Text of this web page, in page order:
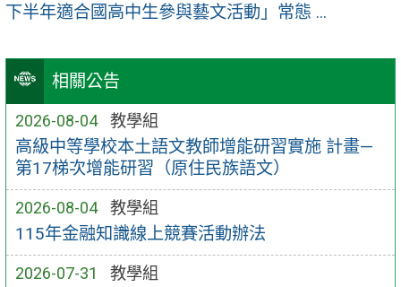
相關公告
2026-08-04 教學組
高級中等學校本土語文教師增能研習實施 計畫—
第17梯次增能研習（原住民族語文）
2026-08-04 教學組
115年金融知識線上競賽活動辦法
2026-07-31 教學組
下半年適合國高中生參與藝文活動」常態 ...